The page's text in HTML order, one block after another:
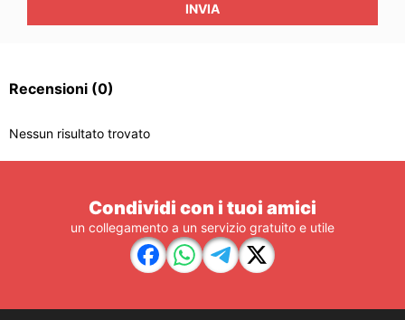
INVIA
Recensioni (0)
Nessun risultato trovato
Condividi con i tuoi amici
un collegamento a un servizio gratuito e utile